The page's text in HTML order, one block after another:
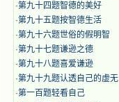
·第九十四题智德的美好
·第九十五题按智德生活
·第九十六题世俗的假明智
·第九十七题谦逊之德
·第九十八题喜爱谦逊
·第九十九题认透自己的虚无
·第一百题轻看自己